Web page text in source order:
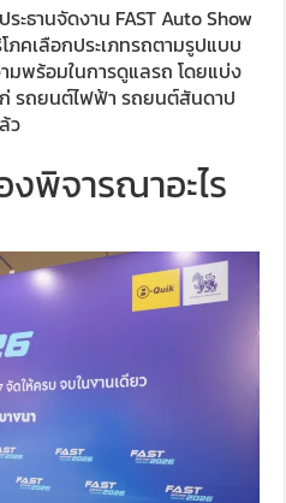
ธานจัดงาน FAST Auto Show
ภคเลือกประเภทรถตามรูปแบบ
มพร้อมในการดูแลรถ โดยแบ่ง
รถยนต์ไฟฟ้า รถยนต์สันดาป
ว
พิจารณาอะไร